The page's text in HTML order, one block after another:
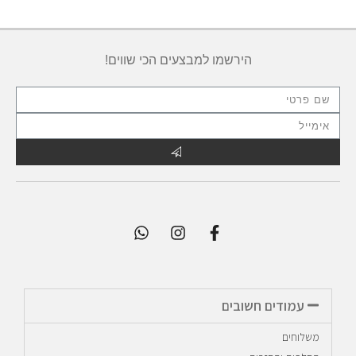
הירשמו למבצעים הכי שווים!
עמודים חשובים
משלוחים